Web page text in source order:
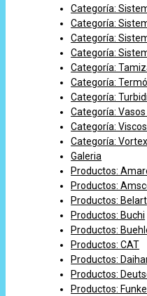
Categoría:
Categoría:
Categoría:
Categoría:
Categoría:
Categoría:
Categoría:
Categoría:
Categoría:
Categoría: Vortex
Galeria
Productos:
Productos:
Productos: Belart
Productos: Buchi
Productos:
Productos: CAT
Productos:
Productos:
Productos: